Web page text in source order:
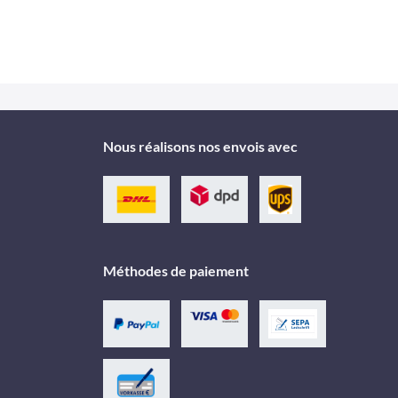
Nous réalisons nos envois avec
Méthodes de paiement